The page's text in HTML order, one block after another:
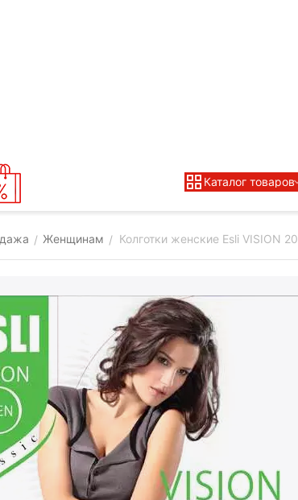
Каталог товаров
/ Женщинам / Колготки женские Esli VISION 20